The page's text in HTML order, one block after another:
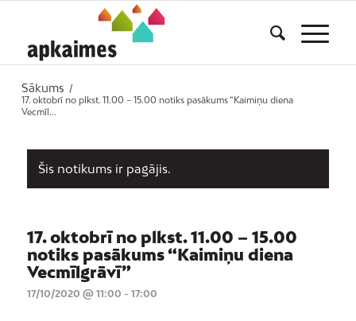
Sākums
/
17. oktobrī no plkst. 11.00 – 15.00 notiks pasākums “Kaimiņu diena
Vecmīl...
Šis notikums ir pagājis.
17. oktobrī no plkst. 11.00 – 15.00
notiks pasākums “Kaimiņu diena
Vecmīlgrāvī”
17/10/2020 @ 11:00 - 17:00